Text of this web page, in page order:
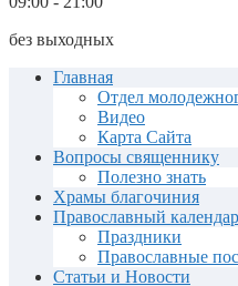
без выходных
Главная
Отдел
Видео
Карта Сайта
Вопросы священнику
Полезно знать
Храмы благочиния
Православный
Праздники
Православные
Статьи и Новости